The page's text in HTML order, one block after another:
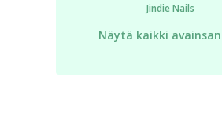
Jindie Nails
Näytä kaikki